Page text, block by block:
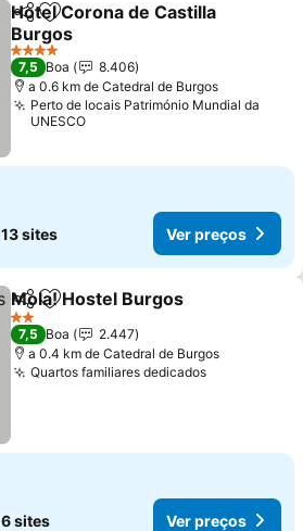
PartilharAdicionar aos favoritos
Hotel Corona de Castilla
Burgos
Ver preços
4 Estrelas
7,5 Boa
8.406
a 0.6 km de Catedral de Burgos
Perto de locais Património Mundial da
UNESCO
13 sites Ver preços
PartilharAdicionar aos favoritos
Mola! Hostel Burgos
2 Estrelas
7,5 Boa
2.447
a 0.4 km de Catedral de Burgos
Quartos familiares dedicadosVer preços
6 sites Ver preços